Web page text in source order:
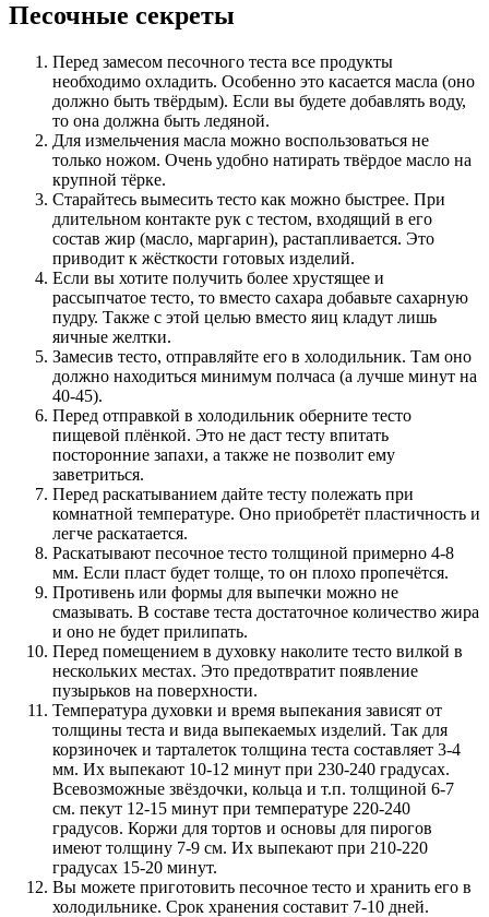
Песочные секреты
Перед замесом песочного теста все продукты
необходимо охладить. Особенно это касается масла (оно
должно быть твёрдым). Если вы будете добавлять воду,
то она должна быть ледяной.
Для измельчения масла можно воспользоваться не
только ножом. Очень удобно натирать твёрдое масло на
крупной тёрке.
Старайтесь вымесить тесто как можно быстрее. При
длительном контакте рук с тестом, входящий в его
состав жир (масло, маргарин), растапливается. Это
приводит к жёсткости готовых изделий.
Если вы хотите получить более хрустящее и
рассыпчатое тесто, то вместо сахара добавьте сахарную
пудру. Также с этой целью вместо яиц кладут лишь
яичные желтки.
Замесив тесто, отправляйте его в холодильник. Там оно
должно находиться минимум полчаса (а лучше минут на
40-45).
Перед отправкой в холодильник оберните тесто
пищевой плёнкой. Это не даст тесту впитать
посторонние запахи, а также не позволит ему
заветриться.
Перед раскатыванием дайте тесту полежать при
комнатной температуре. Оно приобретёт пластичность и
легче раскатается.
Раскатывают песочное тесто толщиной примерно 4-8
мм. Если пласт будет толще, то он плохо пропечётся.
Противень или формы для выпечки можно не
смазывать. В составе теста достаточное количество жира
и оно не будет прилипать.
Перед помещением в духовку наколите тесто вилкой в
нескольких местах. Это предотвратит появление
пузырьков на поверхности.
Температура духовки и время выпекания зависят от
толщины теста и вида выпекаемых изделий. Так для
корзиночек и тарталеток толщина теста составляет 3-4
мм. Их выпекают 10-12 минут при 230-240 градусах.
Всевозможные звёздочки, кольца и т.п. толщиной 6-7
см. пекут 12-15 минут при температуре 220-240
градусов. Коржи для тортов и основы для пирогов
имеют толщину 7-9 см. Их выпекают при 210-220
градусах 15-20 минут.
Вы можете приготовить песочное тесто и хранить его в
холодильнике. Срок хранения составит 7-10 дней.